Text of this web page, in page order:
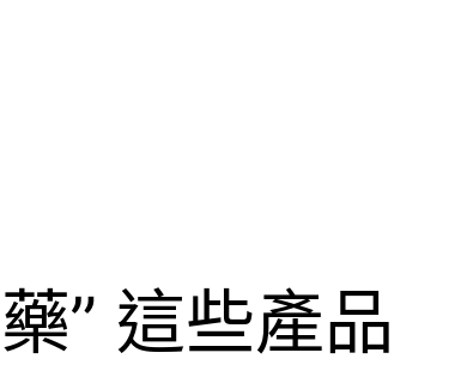
” 這些產品